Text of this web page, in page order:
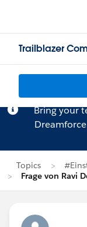
Trailblazer
Bring your
Topics
Frage von Ravi